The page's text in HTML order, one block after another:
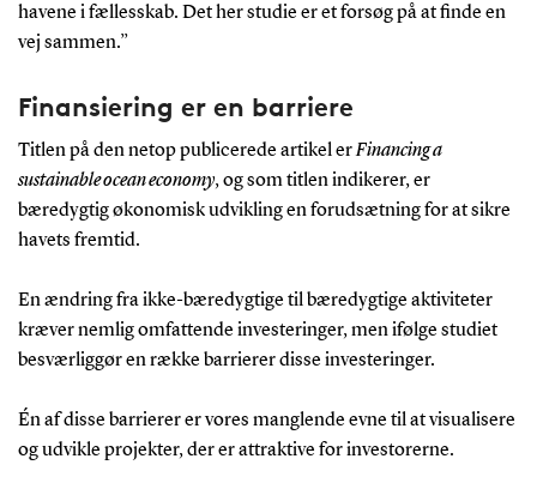
havene i fællesskab. Det her studie er et forsøg på at finde en
vej sammen.”
Finansiering er en barriere
Titlen på den netop publicerede artikel erFinancing a
sustainable ocean economy, og som titlen indikerer, er
bæredygtig økonomisk udvikling en forudsætning for at sikre
havets fremtid.
En ændring fra ikke-bæredygtige til bæredygtige aktiviteter
kræver nemlig omfattende investeringer, men ifølge studiet
besværliggør en række barrierer disse investeringer.
Én af disse barrierer er vores manglende evne til at visualisere
og udvikle projekter, der er attraktive for investorerne.